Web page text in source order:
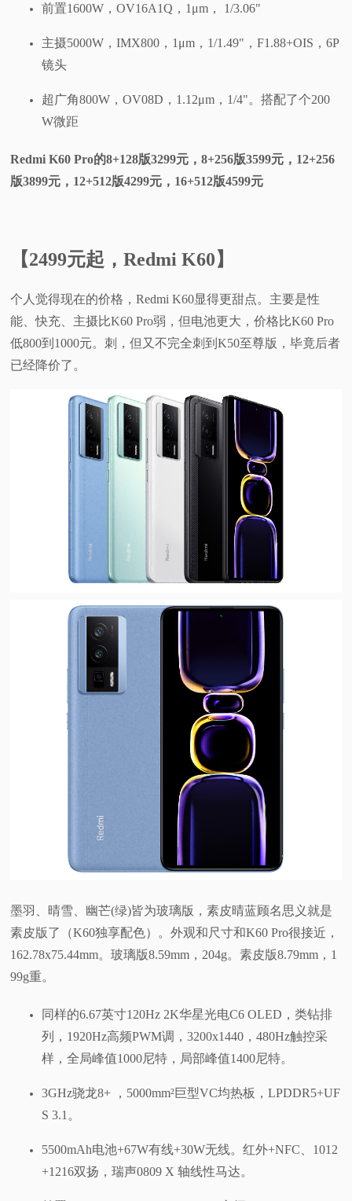
前置1600W，OV16A1Q，1μm， 1/3.06"
主摄5000W，IMX800，1μm，1/1.49"，F1.88+OIS，6P
镜头
超广角800W，OV08D，1.12μm，1/4"。搭配了个200
W微距
Redmi K60 Pro的8+128版3299元，8+256版3599元，12+256
版3899元，12+512版4299元，16+512版4599元
【2499元起，Redmi K60】
个人觉得现在的价格，Redmi K60显得更甜点。主要是性
能、快充、主摄比K60 Pro弱，但电池更大，价格比K60 Pro
低800到1000元。刺，但又不完全刺到K50至尊版，毕竟后者
已经降价了。
墨羽、晴雪、幽芒(绿)皆为玻璃版，素皮晴蓝顾名思义就是
素皮版了（K60独享配色）。外观和尺寸和K60 Pro很接近，
162.78x75.44mm。玻璃版8.59mm，204g。素皮版8.79mm，1
99g重。
同样的6.67英寸120Hz 2K华星光电C6 OLED，类钻排
列，1920Hz高频PWM调，3200x1440，480Hz触控采
样，全局峰值1000尼特，局部峰值1400尼特。
3GHz骁龙8+ ，5000mm²巨型VC均热板，LPDDR5+UF
S 3.1。
5500mAh电池+67W有线+30W无线。红外+NFC、1012
+1216双扬，瑞声0809 X 轴线性马达。